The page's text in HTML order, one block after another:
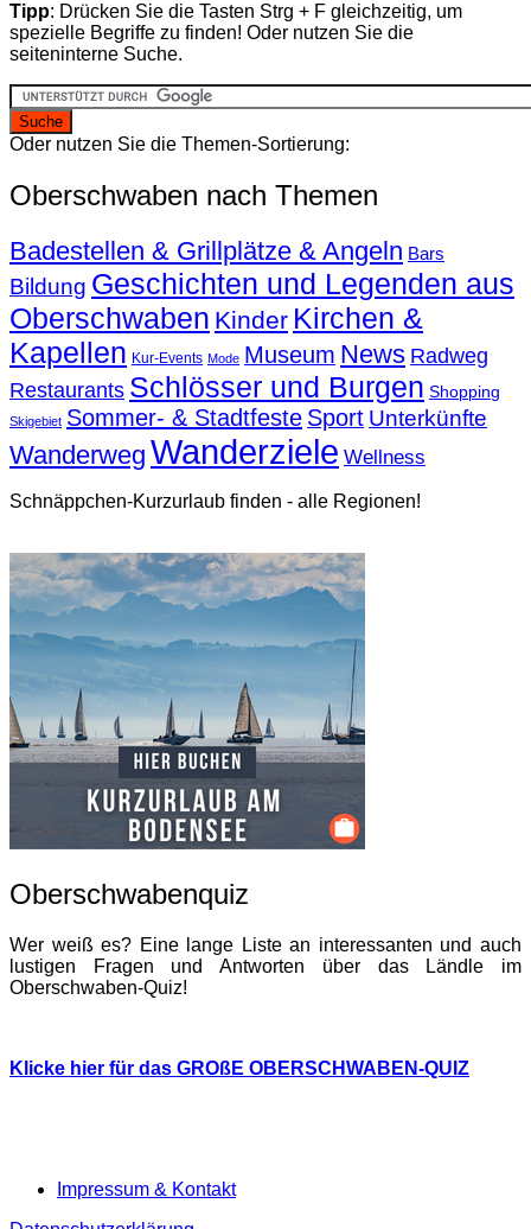
Tipp: Drücken Sie die Tasten Strg + F gleichzeitig, um
spezielle Begriffe zu finden! Oder nutzen Sie die
seiteninterne Suche.
Oder nutzen Sie die Themen-Sortierung:
Oberschwaben nach Themen
Badestellen & Grillplätze & Angeln Bars
Bildung Geschichten und Legenden aus
Oberschwaben Kinder Kirchen &
Kapellen Kur-Events Mode Museum News Radweg
Restaurants Schlösser und Burgen Shopping
Skigebiet Sommer- & Stadtfeste Sport Unterkünfte
Wanderweg Wanderziele Wellness
Schnäppchen-Kurzurlaub finden - alle Regionen!
Oberschwabenquiz
Wer weiß es? Eine lange Liste an interessanten und auch
lustigen Fragen und Antworten über das Ländle im
Oberschwaben-Quiz!
Klicke hier für das GROßE OBERSCHWABEN-QUIZ
Impressum & Kontakt